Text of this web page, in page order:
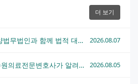
더 보기
직원횡령 발생 시 안양법무법인과 함께 법적 대응하는 방법 2026.08.07
디지털의료제품법, 수원의료전문변호사가 알려주는 핵심 쟁점과 대응 전략 2026.08.05